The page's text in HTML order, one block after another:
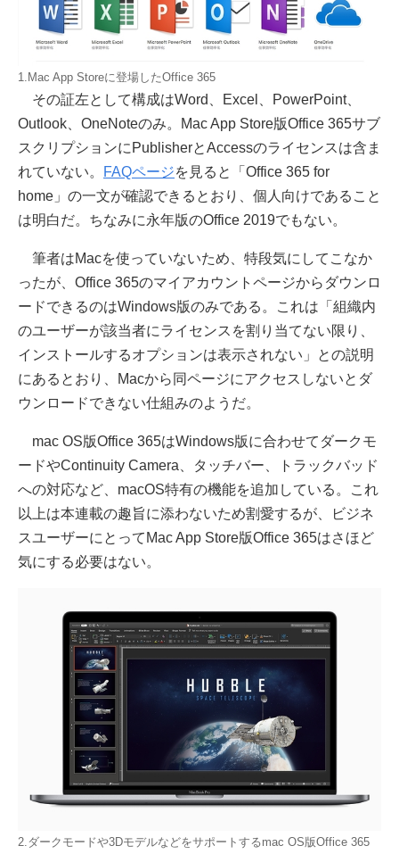
1.Mac App Storeに登場したOffice 365
その証左として構成はWord、Excel、PowerPoint、
Outlook、OneNoteのみ。Mac App Store版Office 365サブ
スクリプションにPublisherとAccessのライセンスは含ま
れていない。
FAQページを見ると「Office 365 for
home」の一文が確認できるとおり、個人向けであること
は明白だ。ちなみに永年版のOffice 2019でもない。
筆者はMacを使っていないため、特段気にしてこなか
ったが、Office 365のマイアカウントページからダウンロ
ードできるのはWindows版のみである。これは「組織内
のユーザーが該当者にライセンスを割り当てない限り、
インストールするオプションは表示されない」との説明
にあるとおり、Macから同ページにアクセスしないとダ
ウンロードできない仕組みのようだ。
mac OS版Office 365はWindows版に合わせてダークモ
ードやContinuity Camera、タッチバー、トラックバッド
への対応など、macOS特有の機能を追加している。これ
以上は本連載の趣旨に添わないため割愛するが、ビジネ
スユーザーにとってMac App Store版Office 365はさほど
気にする必要はない。
2.ダークモードや3Dモデルなどをサポートするmac OS版Office 365